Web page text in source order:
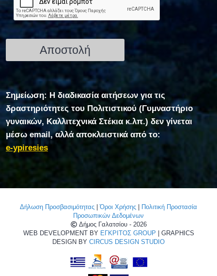
Σημείωση: Η διαδικασία αιτήσεων για τις
δραστηριότητες του Πολιτιστικού (Γυμναστήριο
γυναικών, Καλλιτεχνικά Στέκια κ.λπ.) δεν γίνεται
μέσω email, αλλά αποκλειστικά από το:
e-ypiresies
Δήλωση Προσβασιμότητας |Όροι Χρήσης
Πολιτική Προστασία
Προσωπικών Δεδομένων
Δήμος Γαλατσίου - 2026
WEB DEVELOPMENT BY ΕΓΚΡΙΤΟΣ GROUP | GRAPHICS
DESIGN BY CIRCUS DESIGN STUDIO